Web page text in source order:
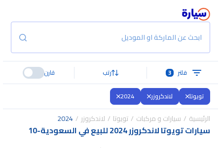
ابحث عن الماركة او الموديل
فلتر 3 رتب قارن
تويوتا لاندكروزر 2024
الرئيسية سيارات و مركبات تويوتا لاندكروزر 2024
سيارات تويوتا لاندكروزر 2024 للبيع في السعودية -
10